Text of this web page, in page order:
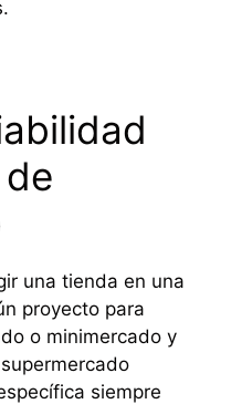
una tienda en una
proyecto para
o minimercado y
siempre